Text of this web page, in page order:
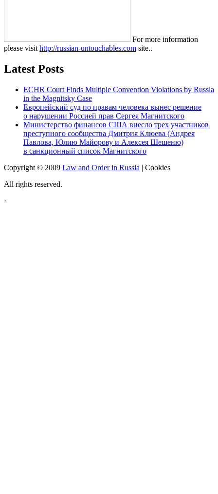
For more information
please visit http://russian-untouchables.com site..
Latest Posts
ECHR Court Finds Multiple Convention Violations by Russia
in the Magnitsky Case
Европейский суд по правам человека вынес решение
о нарушении Россией прав Сергея Магнитского
Министерство финансов США внесло трех участников
преступного сообщества Дмитрия Клюева (Андрея
Павлова, Юлию Майорову и Алексея Шешеню)
в санкционный список Магнитского
Copyright © 2009 Law and Order in Russia | Cookies
All rights reserved.
·